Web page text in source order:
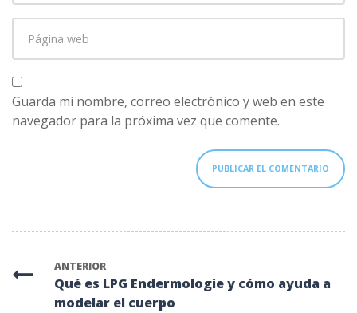
correo
web
Guarda mi nombre, correo electrónico y web en este
navegador para la próxima vez que comente.
ANTERIOR
Qué es LPG Endermologie y cómo ayuda a
modelar el cuerpo